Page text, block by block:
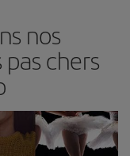
nos
chers